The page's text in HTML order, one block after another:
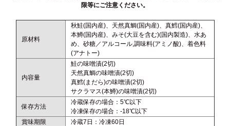
限等にご注意ください。
原材料
秋鮭(国内産)、天然真鯛(国内産)、真鱈(国内産)、
本鱒(国内産)、みそ(大豆を含む)(国内製造)、水あ
め、砂糖／アルコール,調味料(アミノ酸)、着色料
(アナトー)
内容量
鮭の味噌漬(2切)
天然真鯛の味噌漬(2切)
真鱈(まだら)の味噌漬(2切)
サクラマス(本鱒)の味噌漬(2切)
保存方法
冷蔵保存の場合：5℃以下
冷凍保存の場合：-18℃以下
賞味期限
冷蔵7日：冷凍60日